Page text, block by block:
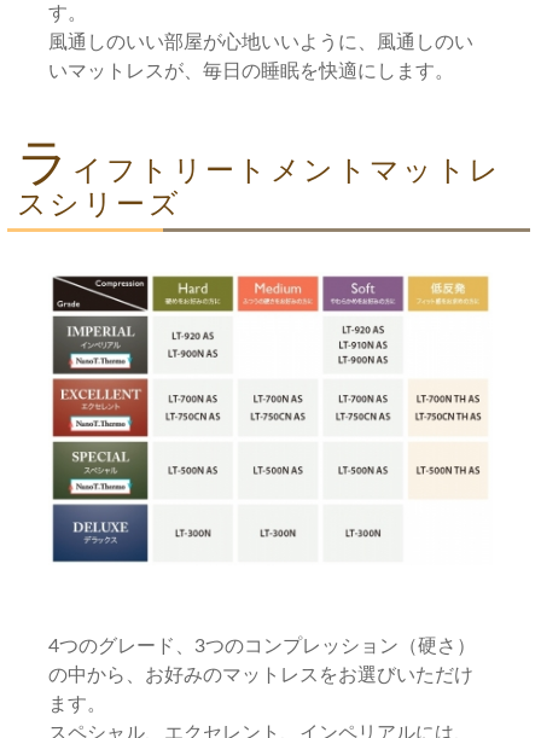
す。
風通しのいい部屋が心地いいように、風通しのい
いマットレスが、毎日の睡眠を快適にします。
ラ イフトリートメントマットレ
スシリーズ
4つのグレード、3つのコンプレッション（硬さ）
の中から、お好みのマットレスをお選びいただけ
ます。
スペシャル、エクセレント、インペリアルには、